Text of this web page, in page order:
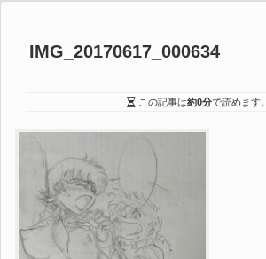
IMG_20170617_000634
この記事は約0分で読めます。